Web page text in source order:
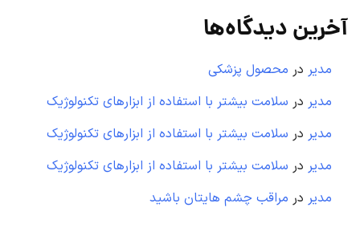
آخرین دیدگاه‌ها
مدیر در محصول پزشکی
مدیر در سلامت بیشتر با استفاده از ابزارهای تکنولوژیک
مدیر در سلامت بیشتر با استفاده از ابزارهای تکنولوژیک
مدیر در سلامت بیشتر با استفاده از ابزارهای تکنولوژیک
مدیر در مراقب چشم هایتان باشید